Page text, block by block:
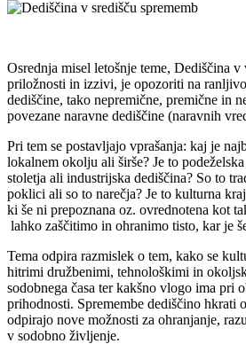
Osrednja misel letošnje teme, Dediščina
priložnosti in izzivi, je opozoriti na
dediščine, tako nepremične, premične in
povezane naravne dediščine (naravnih
Pri tem se postavljajo vprašanja: kaj je
lokalnem okolju ali širše? Je to
stoletja ali industrijska dediščina? So to
poklici ali so to narečja? Je to kulturna
ki še ni prepoznana oz. ovrednotena kot
lahko zaščitimo in ohranimo tisto, kar je
Tema odpira razmislek o tem, kako se
hitrimi družbenimi, tehnološkimi in
sodobnega časa ter kakšno vlogo ima pri
prihodnosti. Spremembe dediščino hkrati
odpirajo nove možnosti za ohranjanje,
v sodobno življenje.